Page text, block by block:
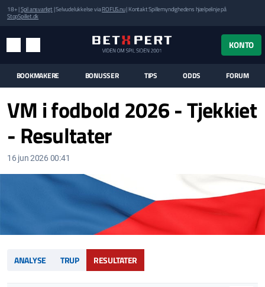
18+ |Spil ansvarligt| Selvudelukkelse viaROFUS.nu| Kontakt Spillemyndighedens hjælpelinje på
StopSpillet.dk
KONTO
MENUEN
BOOKMAKERE BONUSSER TIPS ODDS FORUM
VM i fodbold 2026 - Tjekkiet
- Resultater
16 jun 2026 00:41
ANALYSE TRUP RESULTATER